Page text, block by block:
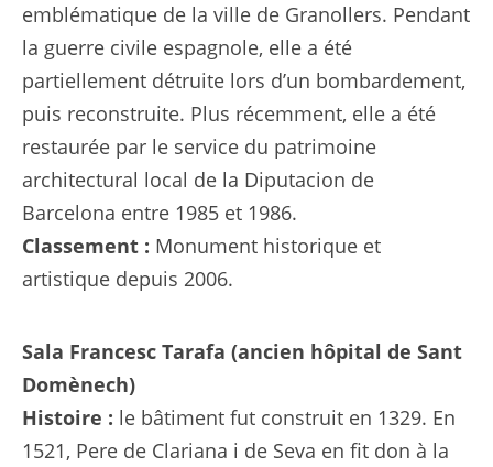
emblématique de la ville de Granollers. Pendant
la guerre civile espagnole, elle a été
partiellement détruite lors d’un bombardement,
puis reconstruite. Plus récemment, elle a été
restaurée par le service du patrimoine
architectural local de la Diputacion de
Barcelona entre 1985 et 1986.
Classement : Monument historique et
artistique depuis 2006.
Sala Francesc Tarafa (ancien hôpital de Sant
Domènech)
Histoire : le bâtiment fut construit en 1329. En
1521, Pere de Clariana i de Seva en fit don à la